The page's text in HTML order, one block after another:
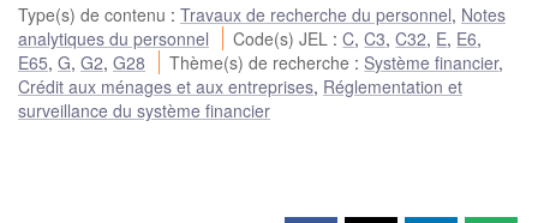
Type(s) de contenu : Travaux de recherche du personnel, Notes
analytiques du personnel
Code(s) JEL :C,C3,C32, E, E6,
E65, G, G2, G28 Thème(s) de recherche : Système financier,
Crédit aux ménages et aux entreprises, Réglementation et
surveillance du système financier